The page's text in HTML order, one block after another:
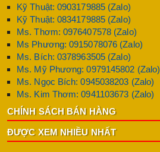
Kỹ Thuật: 0903179885 (Zalo)
Kỹ Thuật: 0834179885 (Zalo)
Ms. Thơm: 0976407578 (Zalo)
Ms Phương: 0915078076 (Zalo)
Ms. Bích: 0378963505 (Zalo)
Ms. Mỹ Phương: 0979145802 (Zalo)
Ms. Ngọc Bích: 0945038203 (Zalo)
Ms. Kim Thơm: 0941103673 (Zalo)
CHÍNH SÁCH BÁN HÀNG
ĐƯỢC XEM NHIỀU NHẤT